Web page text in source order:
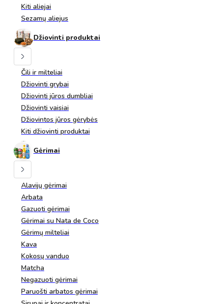
Kiti aliejai
Sezamų aliejus
Džiovinti produktai
Čili ir milteliai
Džiovinti grybai
Džiovinti jūros dumbliai
Džiovinti vaisiai
Džiovintos jūros gėrybės
Kiti džiovinti produktai
Gėrimai
Alavijų gėrimai
Arbata
Gazuoti gėrimai
Gėrimai su Nata de Coco
Gėrimų milteliai
Kava
Kokosų vanduo
Matcha
Negazuoti gėrimai
Paruošti arbatos gėrimai